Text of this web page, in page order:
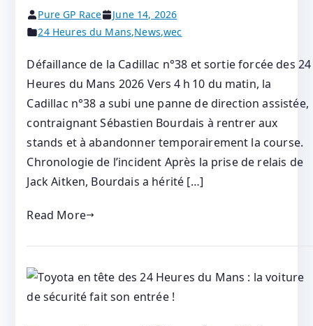
Pure GP Race
June 14, 2026
24 Heures du Mans,News,wec
Défaillance de la Cadillac n°38 et sortie forcée des 24
Heures du Mans 2026 Vers 4 h 10 du matin, la
Cadillac n°38 a subi une panne de direction assistée,
contraignant Sébastien Bourdais à rentrer aux
stands et à abandonner temporairement la course.
Chronologie de l’incident Après la prise de relais de
Jack Aitken, Bourdais a hérité […]
Read More